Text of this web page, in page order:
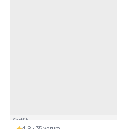
Sertlik: